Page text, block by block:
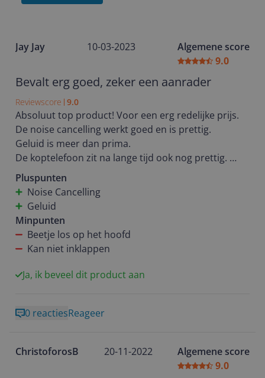
Jay Jay 10-03-2023
Algemene score
9.0
Bevalt erg goed, zeker een aanrader
Reviewscore 9.0
Absoluut top product! Voor een erg redelijke prijs.
De noise cancelling werkt goed en is prettig.
Geluid is meer dan prima.
De koptelefoon zit na lange tijd ook nog prettig.
Enige nadelen, de koptelefoon zit bij mij niet heel
strak.
Hij kan niet worden ingevouwen zoals zn
voorganger, dat is een beetje vervelend bij het
meenemen.
Pluspunten
Noise Cancelling
Geluid
Minpunten
Beetje los op het hoofd
Kan niet inklappen
Ja, ik beveel dit product aan
0 reactiesReageer
ChristoforosB 20-11-2022
Algemene score
9.0